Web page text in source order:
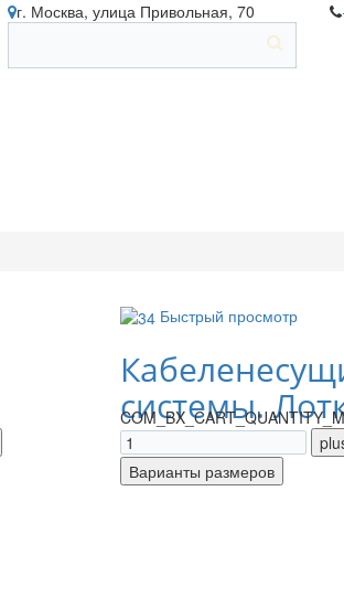
г. Москва, улица Привольная, 70
Быстрый просмотр
системы.
IEK